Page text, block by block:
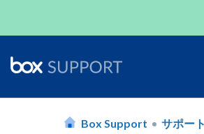
Box Support サポート